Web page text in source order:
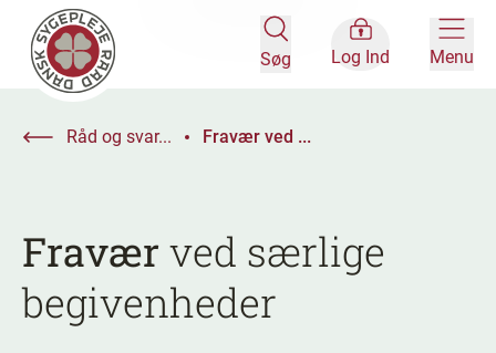
Søg Log Ind Menu
Råd og svar... Fravær ved ...
Fraværved særlige
begivenheder